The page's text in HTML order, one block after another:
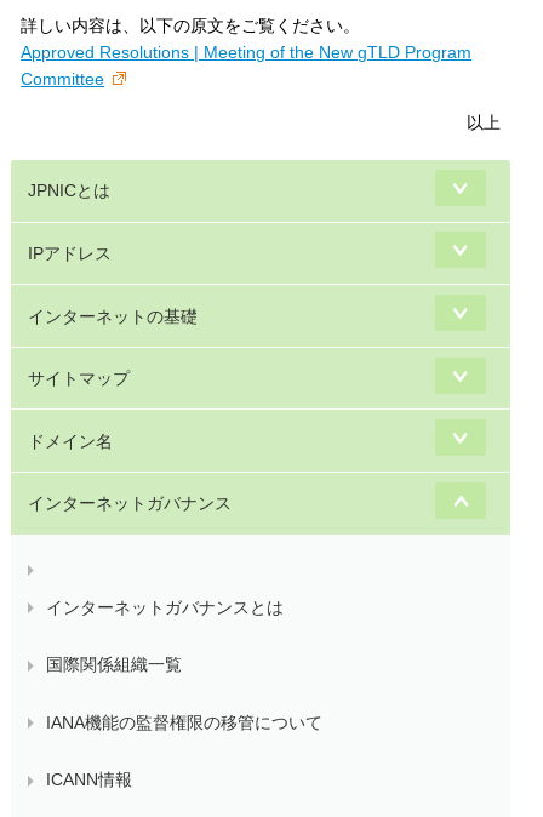
詳しい内容は、以下の原文をご覧ください。
Approved Resolutions | Meeting of the New gTLD Program
Committee
以上
JPNICとは
IPアドレス
インターネットの基礎
サイトマップ
ドメイン名
インターネットガバナンス
インターネットガバナンスとは
国際関係組織一覧
IANA機能の監督権限の移管について
ICANN情報